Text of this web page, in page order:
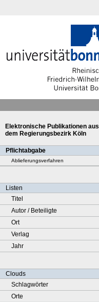
Elektronische Publikationen aus
dem Regierungsbezirk Köln
Pflichtabgabe
Ablieferungsverfahren
Listen
Titel
Autor / Beteiligte
Ort
Verlag
Jahr
Clouds
Schlagwörter
Orte